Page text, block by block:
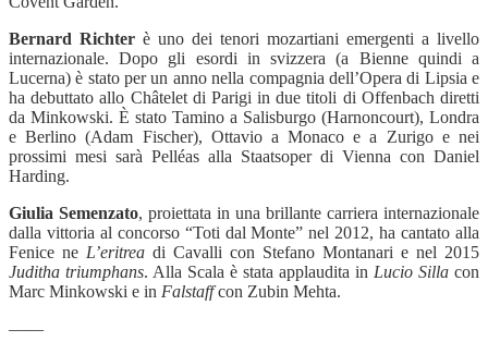
Bernard Richter è uno dei tenori mozartiani emergenti a livello
internazionale. Dopo gli esordi in svizzera (a Bienne quindi a
Lucerna) è stato per un anno nella compagnia dell’Opera di Lipsia e
ha debuttato allo Châtelet di Parigi in due titoli di Offenbach diretti
da Minkowski. È stato Tamino a Salisburgo (Harnoncourt), Londra
e Berlino (Adam Fischer), Ottavio a Monaco e a Zurigo e nei
prossimi mesi sarà Pelléas alla Staatsoper di Vienna con Daniel
Harding.
Giulia Semenzato, proiettata in una brillante carriera internazionale
dalla vittoria al concorso “Toti dal Monte” nel 2012, ha cantato alla
Fenice ne L’eritrea di Cavalli con Stefano Montanari e nel 2015
Juditha triumphans. Alla Scala è stata applaudita in Lucio Silla con
Marc Minkowski e in Falstaffcon Zubin Mehta.
——